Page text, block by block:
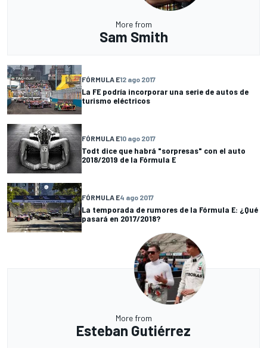
More from
Sam Smith
FÓRMULA E12 ago 2017
La FE podría incorporar una serie de autos de
turismo eléctricos
FÓRMULA E10 ago 2017
Todt dice que habrá "sorpresas" con el auto
2018/2019 de la Fórmula E
FÓRMULA E4 ago 2017
La temporada de rumores de la Fórmula E: ¿Qué
pasará en 2017/2018?
More from
Esteban Gutiérrez